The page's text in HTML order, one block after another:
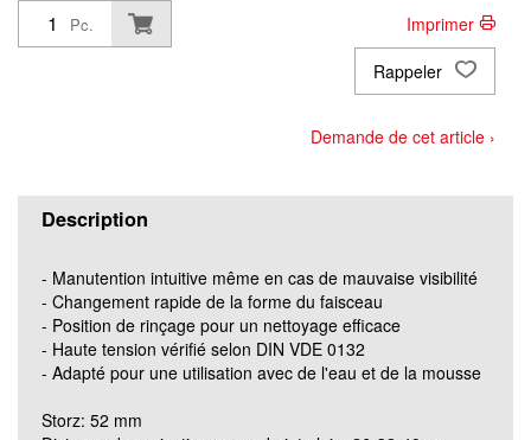
Pc.
Imprimer
Rappeler
Demande de cet article ›
Description
- Manutention intuitive même en cas de mauvaise visibilité
- Changement rapide de la forme du faisceau
- Position de rinçage pour un nettoyage efficace
- Haute tension vérifié selon DIN VDE 0132
- Adapté pour une utilisation avec de l'eau et de la mousse
Storz: 52 mm